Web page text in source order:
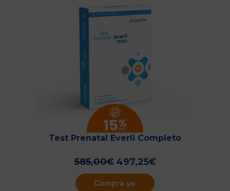
Test Prenatal Everli Completo
585,00€ 497,25€
Compra ya